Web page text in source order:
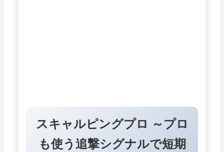
スキャルピングプロ ～プロ
も使う追撃シグナルで短期